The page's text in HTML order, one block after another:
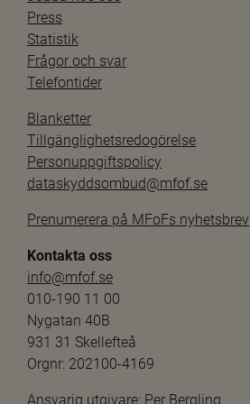
Press
Statistik
Frågor och svar
Telefontider
Blanketter
Tillgänglighetsredogörelse
Personuppgiftspolicy
dataskyddsombud@mfof.se
Prenumerera på MFoFs nyhetsbrev
Kontakta oss
info@mfof.se
010-190 11 00
Nygatan 40B
931 31 Skellefteå
Orgnr: 202100-4169
Ansvarig utgivare: Per Bergling